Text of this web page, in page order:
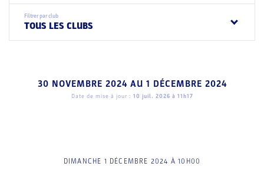
Filtrer par club
TOUS LES CLUBS
30 NOVEMBRE 2024AU 1 DÉCEMBRE 2024
Date de mise à jour : 10 juil. 2026 à 11h17
DIMANCHE 1 DÉCEMBRE 2024 À 10H00